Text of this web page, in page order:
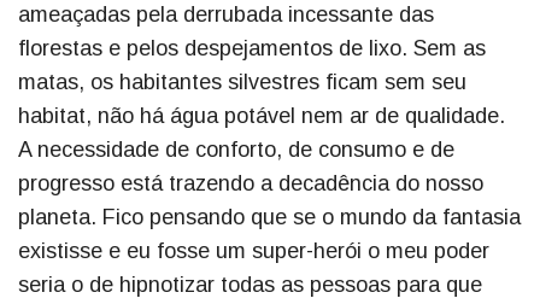
ameaçadas pela derrubada incessante das
florestas e pelos despejamentos de lixo. Sem as
matas, os habitantes silvestres ficam sem seu
habitat, não há água potável nem ar de qualidade.
A necessidade de conforto, de consumo e de
progresso está trazendo a decadência do nosso
planeta. Fico pensando que se o mundo da fantasia
existisse e eu fosse um super-herói o meu poder
seria o de hipnotizar todas as pessoas para que